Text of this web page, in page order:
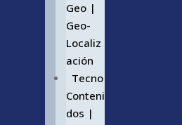
Geo |
Geo-
Localiz
ación
Tecno
Conteni
dos |